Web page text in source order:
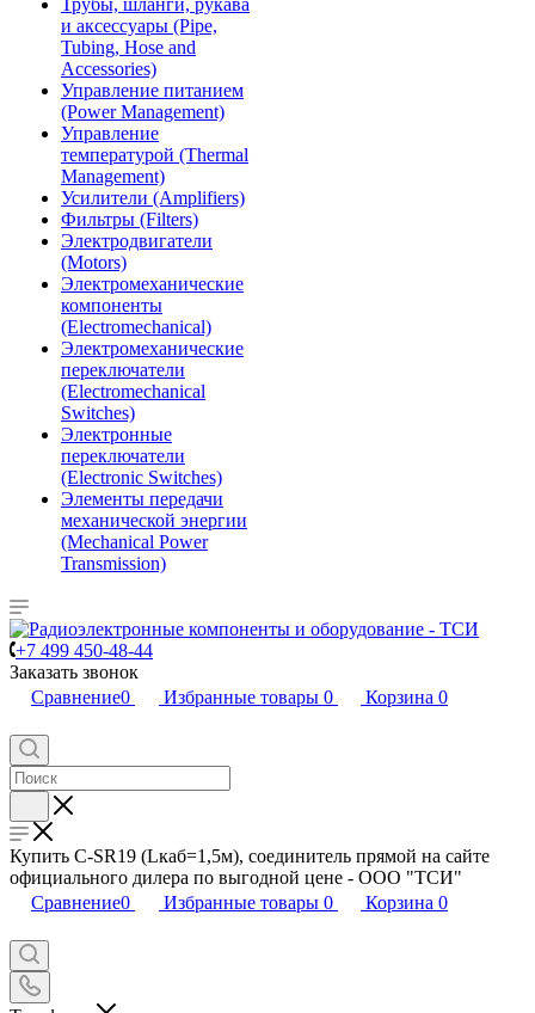
Трубы, шланги, рукава
и аксессуары (Pipe,
Tubing, Hose and
Accessories)
Управление питанием
(Power Management)
Управление
температурой (Thermal
Management)
Усилители (Amplifiers)
Фильтры (Filters)
Электродвигатели
(Motors)
Электромеханические
компоненты
(Electromechanical)
Электромеханические
переключатели
(Electromechanical
Switches)
Электронные
переключатели
(Electronic Switches)
Элементы передачи
механической энергии
(Mechanical Power
Transmission)
+7 499 450-48-44
Заказать звонок
Сравнение0 Избранные товары 0 Корзина 0
Купить C-SR19 (Lкаб=1,5м), соединитель прямой на сайте
официального дилера по выгодной цене - ООО "ТСИ"
Сравнение0 Избранные товары 0 Корзина 0